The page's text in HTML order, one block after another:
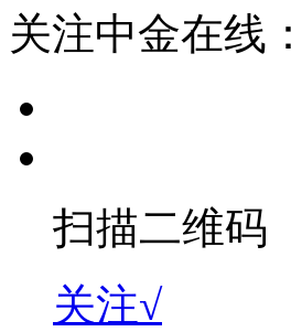
关注中金在线：
扫描二维码
关注√